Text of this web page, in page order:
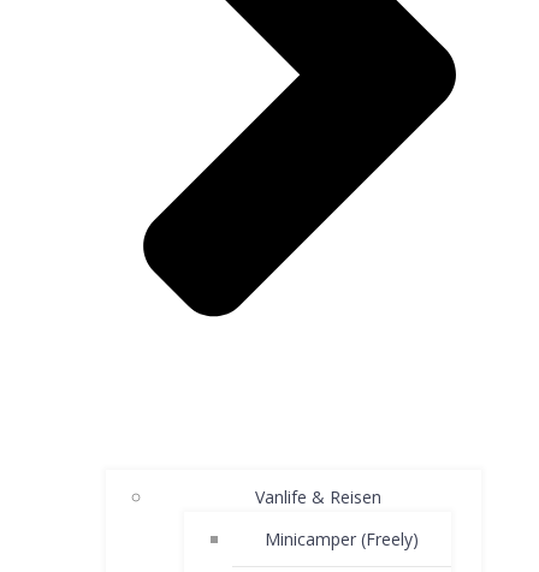
Vanlife & Reisen
Minicamper (Freely)